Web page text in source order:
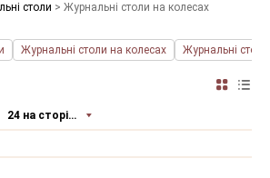
столи > Журнальні столи на колесах
Журнальні столи на колесах Журнальні
24 на сторінку